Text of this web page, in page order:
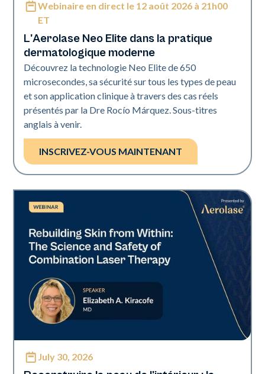
Neo Elite
Webinaire en direct le 12 août 2026 à 21h00
ET
L'Aerolase Neo Elite dans la pratique
dermatologique moderne
Découvrez la technologie Neo Elite de 650
microsecondes, sa sécurité sur tous les types de peau
et son application clinique à travers des cas réels
présentés par la Dre Rocío Márquez. Sous-titres
anglais à venir.
INSCRIVEZ-VOUS MAINTENANT
Neo + Era
July 30, 2026